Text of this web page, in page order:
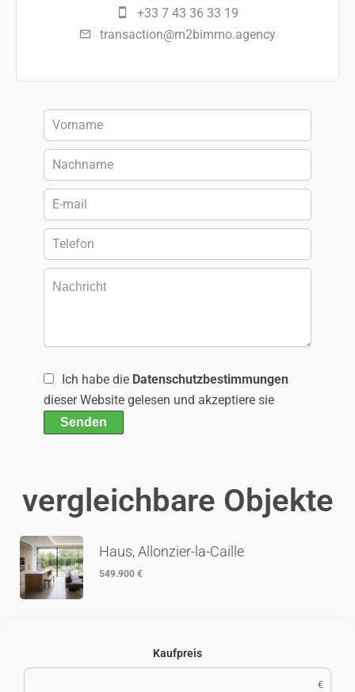
+33 7 43 36 33 19
transaction@m2bimmo.agency
Ich habe die Datenschutzbestimmungen
dieser Website gelesen und akzeptiere sie
Senden
vergleichbare Objekte
Haus, Allonzier-la-Caille
549.900 €
Kaufpreis
€